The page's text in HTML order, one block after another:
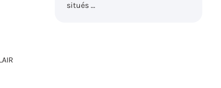
situés ...